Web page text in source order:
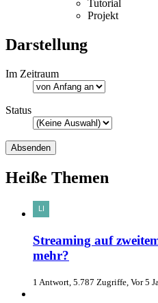
Tutorial
Projekt
Darstellung
Im Zeitraum
Status
Heiße Themen
Streaming auf
mehr?
1 Antwort, 5.787 Zugriffe, Vor 5